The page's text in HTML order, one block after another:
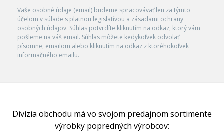
Vaše osobné údaje (email) budeme spracovávať len za týmto
účelom v súlade s platnou legislatívou a zásadami ochrany
osobných údajov. Súhlas potvrdíte kliknutím na odkaz, ktorý vám
pošleme na váš email. Súhlas môžete kedykoľvek odvolať
písomne, emailom alebo kliknutím na odkaz z ktoréhokoľvek
informačného emailu.
Divízia obchodu má vo svojom predajnom sortimente
výrobky popredných výrobcov: